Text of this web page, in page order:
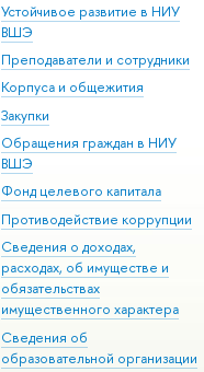
Устойчивое развитие в НИУ
ВШЭ
Преподаватели и сотрудники
Корпуса и общежития
Закупки
Обращения граждан в НИУ
ВШЭ
Фонд целевого капитала
Противодействие коррупции
Сведения о доходах,
расходах, об имуществе и
обязательствах
имущественного характера
Сведения об
образовательной организации